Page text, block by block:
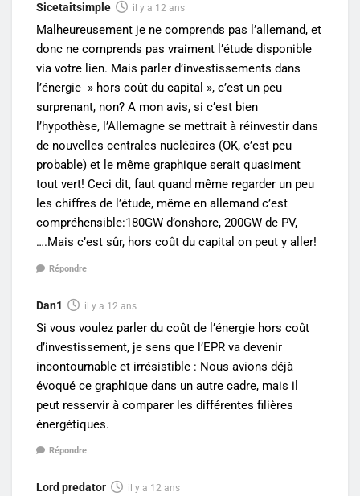
Sicetaitsimple il y a 12 ans
Malheureusement je ne comprends pas l’allemand, et
donc ne comprends pas vraiment l’étude disponible
via votre lien. Mais parler d’investissements dans
l’énergie » hors coût du capital », c’est un peu
surprenant, non? A mon avis, si c’est bien
l’hypothèse, l’Allemagne se mettrait à réinvestir dans
de nouvelles centrales nucléaires (OK, c’est peu
probable) et le même graphique serait quasiment
tout vert! Ceci dit, faut quand même regarder un peu
les chiffres de l’étude, même en allemand c’est
compréhensible:180GW d’onshore, 200GW de PV,
….Mais c’est sûr, hors coût du capital on peut y aller!
Répondre
Dan1 il y a 12 ans
Si vous voulez parler du coût de l’énergie hors coût
d’investissement, je sens que l’EPR va devenir
incontournable et irrésistible : Nous avions déjà
évoqué ce graphique dans un autre cadre, mais il
peut resservir à comparer les différentes filières
énergétiques.
Répondre
Lord predator il y a 12 ans